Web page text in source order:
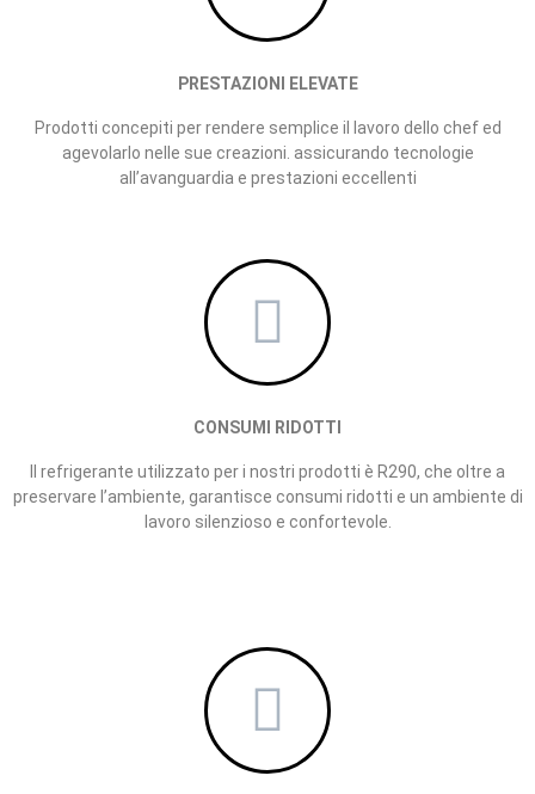
PRESTAZIONI ELEVATE
Prodotti concepiti per rendere semplice il lavoro dello chef ed
agevolarlo nelle sue creazioni. assicurando tecnologie
all’avanguardia e prestazioni eccellenti
CONSUMI RIDOTTI
Il refrigerante utilizzato per i nostri prodotti è R290, che oltre a
preservare l’ambiente, garantisce consumi ridotti e un ambiente di
lavoro silenzioso e confortevole.